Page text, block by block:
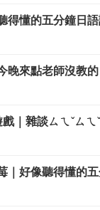
得懂的五分鐘日
晚來點老師沒教
｜雜談ㄙㄟˇㄙㄟ
｜好像聽得懂的